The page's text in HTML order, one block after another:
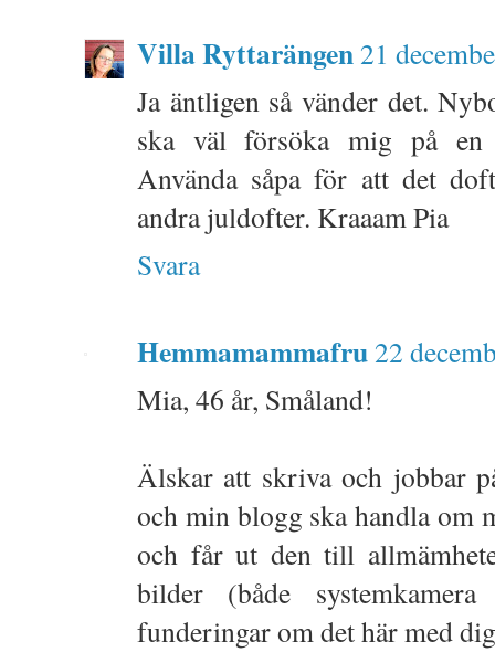
Villa Ryttarängen 21
Ja äntligen så vänder det.
ska väl försöka mig på en
Använda såpa för att det
andra juldofter. Kraaam Pia
Svara
Hemmamammafru 22
Mia, 46 år, Småland!
Älskar att skriva och jobbar
och min blogg ska handla om
och får ut den till
bilder (både
funderingar om det här med